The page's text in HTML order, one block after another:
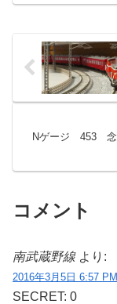
Nゲージ 453 念
コメント
南武蔵野線 より:
2016年3月5日 6:57 PM
SECRET: 0